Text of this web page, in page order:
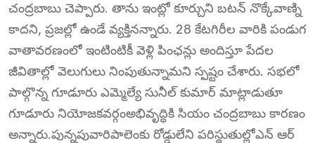
చంద్రబాబు చెప్పారు. తాను ఇంట్లో కూర్చుని బటన్‌ నొక్కేవాణ్ని
కాదని, ప్రజల్లో ఉండే వ్యక్తినన్నారు. 28 కేటగిరీల వారికి పండుగ
వాతావరణంలో ఇంటింటికీ వెళ్లి పింఛన్లు అందిస్తూ పేదల
జీవితాల్లో వెలుగులు నింపుతున్నామని స్పష్టం చేశారు. సభలో
పాల్గొన్న గూడూరు ఎమ్మెల్యే సునీల్ కుమార్ మాట్లాడుతూ
గూడూరు నియోజకవర్గంఅభివృద్ధికి సియం చంద్రబాబు కారణం
అన్నారు.పున్నపువారిపాలెంకు రోడ్డులేని పరిస్థుతుల్లోఎన్ ఆర్